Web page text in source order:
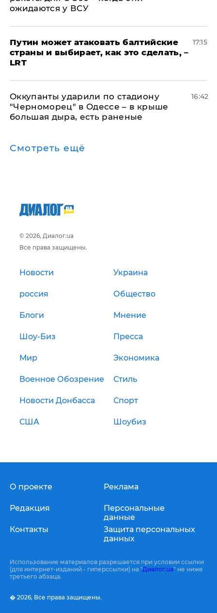
ожидаются у ВСУ
Путин может атаковать балтийские
страны и выбирает, как это сделать, –
LRT
17:15
Оккупанты ударили по стадиону
"Черноморец" в Одессе – в крыше
большая дыра, есть раненые
16:42
Смотреть ещё
© 2026, Диалог.ua
Все права защищены.
Новости Украина
россия Общество
Блоги Мнение
Шоу-Биз Пресса
Мир Экономика
Военное Обозрение Стиль
Новости Донбасса Спорт
США Шоубиз
О проекте
Редакция
Контакты
Реклама
Персональные
данные
Защита персональных
данных
Использование материалов разрешается при условии ссылки
(для интернет-изданий - гиперссылки) на "Диалог.ua" не ниже
третьего абзаца.
� 2026, Все права защищены.